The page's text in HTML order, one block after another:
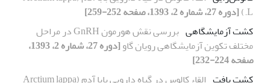
L.) [دوره 27، شماره 2، 1393، صفحه 252-259]
کشت آزمایشگاهی
بررسی نقش هورمون GnRH در مراحل
مختلف تکوین آزمایشگاهی رویان گاو
[دوره 27، شماره 2، 1393،
صفحه 224-232]
کشت بافت
القاء کالوس در گیاه دارویی بابا آدم (Arctium lappa